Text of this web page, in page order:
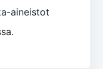
aineistot